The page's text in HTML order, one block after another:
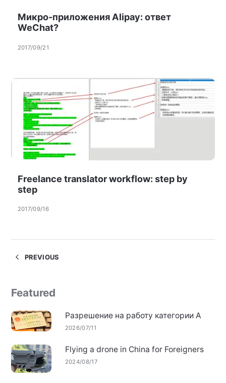
Микро-приложения Alipay: ответ
WeChat?
2017/09/21
Freelance translator workflow: step by
step
2017/09/16
PREVIOUS
Featured
Разрешение на работу категории А
2026/07/11
Flying a drone in China for Foreigners
2024/08/17